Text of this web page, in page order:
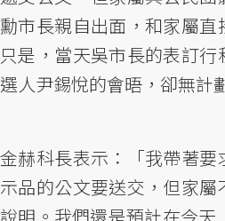
勳市長親自出面，和家屬直
只是，當天吳市長的表訂
選人尹錫悅的會晤，卻無計
金赫科長表示：「我帶著
示品的公文要送交，但家